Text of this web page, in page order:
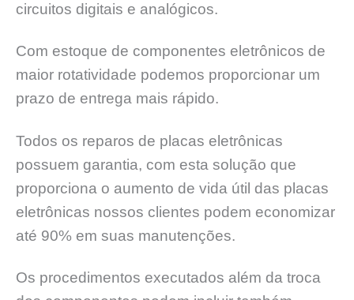
circuitos digitais e analógicos.
Com estoque de componentes eletrônicos de
maior rotatividade podemos proporcionar um
prazo de entrega mais rápido.
Todos os reparos de placas eletrônicas
possuem garantia, com esta solução que
proporciona o aumento de vida útil das placas
eletrônicas nossos clientes podem economizar
até 90% em suas manutenções.
Os procedimentos executados além da troca